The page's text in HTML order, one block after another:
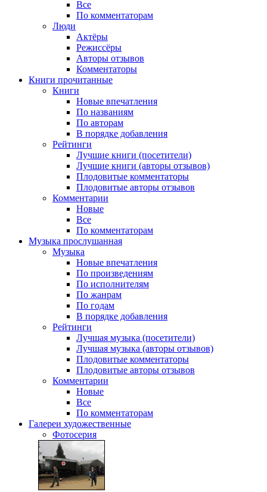
Все
По комментаторам
Люди
Актёры
Режиссёры
Авторы отзывов
Комментаторы
Книги прочитанные
Книги
Новые впечатления
По названиям
По авторам
В порядке добавления
Рейтинги
Лучшие книги (посетители)
Лучшие книги (авторы отзывов)
Плодовитые комментаторы
Плодовитые авторы отзывов
Комментарии
Новые
Все
По комментаторам
Музыка прослушанная
Музыка
Новые впечатления
По произведениям
По исполнителям
По жанрам
По годам
В порядке добавления
Рейтинги
Лучшая музыка (посетители)
Лучшая музыка (авторы отзывов)
Плодовитые комментаторы
Плодовитые авторы отзывов
Комментарии
Новые
Все
По комментаторам
Галереи художественные
Фотосерия